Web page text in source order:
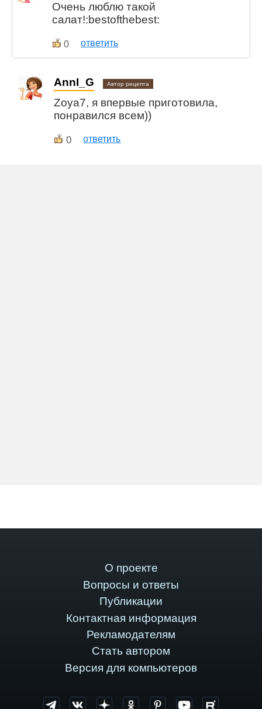
Очень люблю такой
салат!:bestofthebest:
0 ответить
AnnI_G Автор рецепта
Zoya7, я впервые приготовила,
понравился всем))
0 ответить
О проекте
Вопросы и ответы
Публикации
Контактная информация
Рекламодателям
Стать автором
Версия для компьютеров